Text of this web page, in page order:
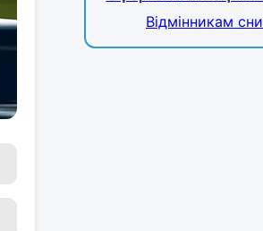
Відмінникам